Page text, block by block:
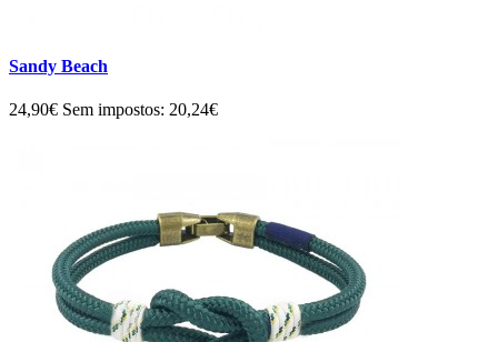
Sandy Beach
24,90€ Sem impostos: 20,24€